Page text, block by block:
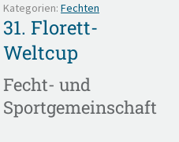
Kategorien: Fechten
31. Florett-
Weltcup
Fecht- und
Sportgemeinschaft